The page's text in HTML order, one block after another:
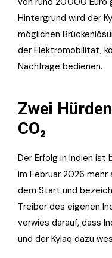
Hintergrund wird der
möglichen
der Elektromobilität,
Nachfrage bedienen.
Zwei
CO₂
Der Erfolg in Indien ist
im Februar 2026
dem Start und
Treiber des eigenen
verwies darauf, dass
und der Kylaq dazu